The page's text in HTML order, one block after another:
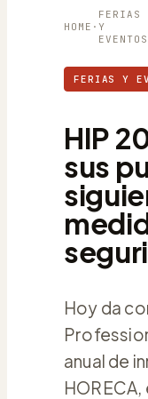
HOME ·
FERIAS
Y
EVENTOS
FERIAS Y
HIP
sus
Hoy da
anual de